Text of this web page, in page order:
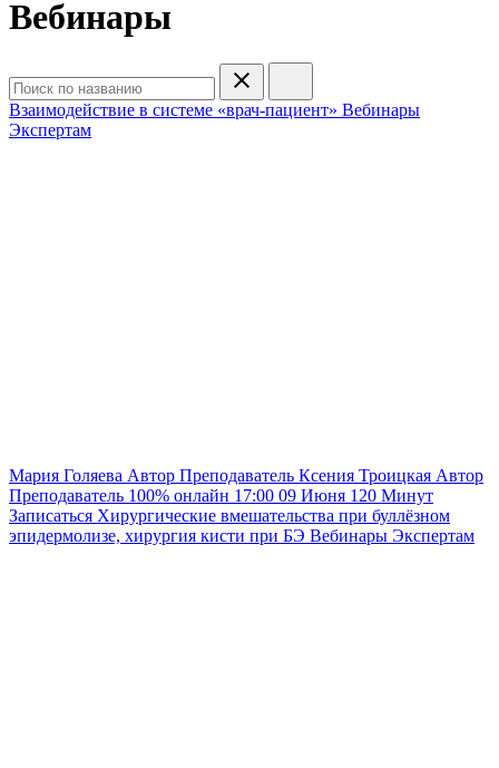
Вебинары
Взаимодействие в системе «врач-пациент» Вебинары
Экспертам
Мария Голяева Автор Преподаватель Ксения Троицкая Автор
Преподаватель 100% онлайн 17:00 09 Июня 120 Минут
Записаться Хирургические вмешательства при буллёзном
эпидермолизе, хирургия кисти при БЭ Вебинары Экспертам